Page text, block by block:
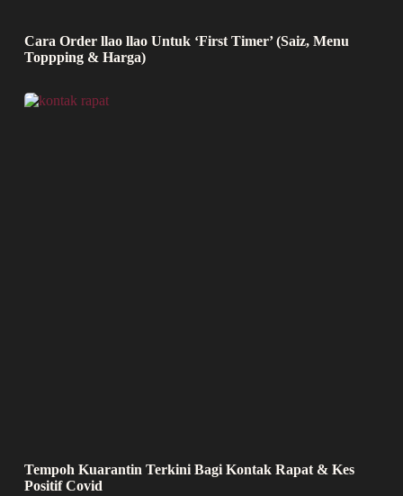
Cara Order llao llao Untuk ‘First Timer’ (Saiz, Menu
Toppping & Harga)
Tempoh Kuarantin Terkini Bagi Kontak Rapat & Kes
Positif Covid